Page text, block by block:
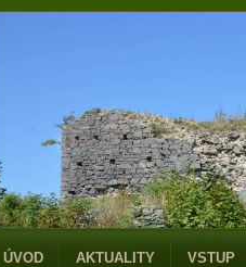
ÚVOD AKTUALITY VSTUP